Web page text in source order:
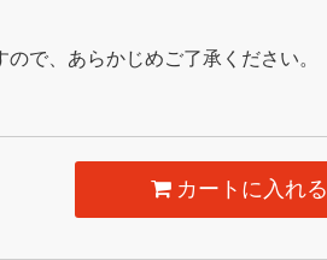
で、あらかじめご了承ください。
カートに入れる